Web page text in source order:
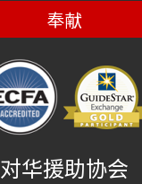
奉献
对华援助协会